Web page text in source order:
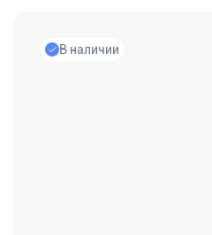
В наличии